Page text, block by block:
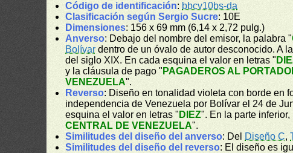
Código de identificación: bbcv10bs-da
Clasificación según Sergio Sucre: 10E
Dimensiones: 156 x 69 mm (6,14 x 2,72 pulg.)
Anverso: Debajo del nombre del emisor, la palabra "
Bolívar dentro de un óvalo de autor desconocido. A
del siglo XIX. En cada esquina el valor en letras "
y la cláusula de pago " PAGADEROS AL
VENEZUELA".
Reverso: Diseño en tonalidad violeta con borde en
independencia de Venezuela por Bolívar el 24 de
esquina el valor en letras " DIEZ". En la parte
CENTRAL DE VENEZUELA".
Similitudes del diseño del anverso: Del Diseño C,
Similitudes del diseño del reverso: El diseño es